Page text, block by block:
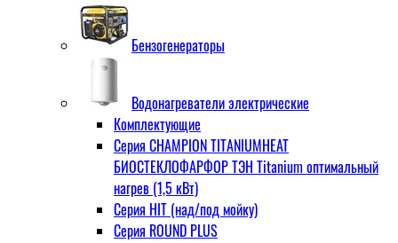
Бензогенераторы
Водонагреватели электрические
Комплектующие
Серия CHAMPION TITANIUMHEAT
БИОСТЕКЛОФАРФОР ТЭН Titanium оптимальный
нагрев (1,5 кВт)
Серия HIT (над/под мойку)
Серия ROUND PLUS